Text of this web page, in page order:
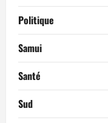
Politique
Samui
Santé
Sud